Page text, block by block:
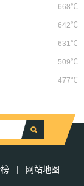
668℃
642℃
631℃
509℃
477℃
网站地图